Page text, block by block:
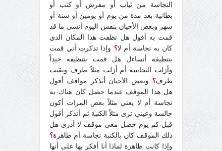
النجاسة من ثياب أو مفرش أو كنب أو
بطانية بعد مدة من يوم أو يومين أو سنة أو
شهر وبعض الأحيان بنفس اليوم أنسى ما قد
قمت به أقول هل نظفت هذا المكان الذي
كان به نجاسة أم لا؟ وإذا تذكرت أني قمت
بتنظيفه أتساءل هل قمت بتنظيفه جيداً
وأزلت النجاسة أم أزلت مثلاً طرف وبقيت
طرف؟ وبعض الأحيان أتذكر مواقف أقول
هل هذا الموقف عندما حصل كان هناك به
نجاسة أم لا يعني مثلاً بعض المرات أكون
جالسة وعيني ترى مثلاً الكنبة ثم أتذكر أقول
قبل كم يوم حصل معي موقف لا أدري هل
ذلك الموقف كان بالكنبة نجاسة أم طاهرة؟
وإذا كانت طاهرة لماذا أنا أفكر بها على أنها